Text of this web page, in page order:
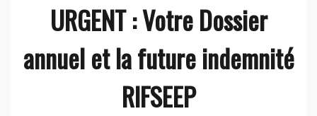
URGENT : Votre Dossier
annuel et la future indemnité
RIFSEEP